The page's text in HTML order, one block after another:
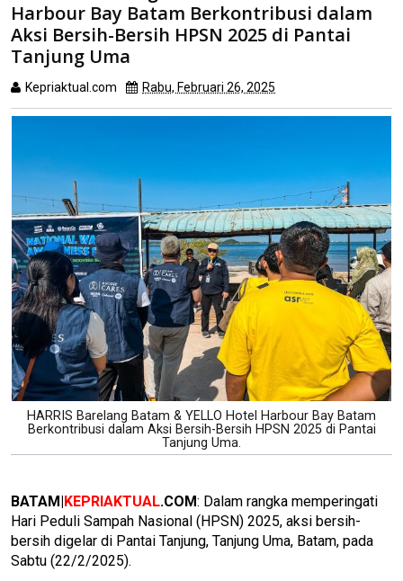
HARRIS Barelang Batam & YELLO Hotel Harbour Bay Batam
Berkontribusi dalam Aksi Bersih-Bersih HPSN 2025 di Pantai
Tanjung Uma
Harbour Bay Batam Berkontribusi dalam
Aksi Bersih-Bersih HPSN 2025 di Pantai
Tanjung Uma
Kepriaktual.com Rabu, Februari 26, 2025
HARRIS Barelang Batam & YELLO Hotel Harbour Bay Batam
Berkontribusi dalam Aksi Bersih-Bersih HPSN 2025 di Pantai
Tanjung Uma.
BATAM|KEPRIAKTUAL.COM: Dalam rangka memperingati
Hari Peduli Sampah Nasional (HPSN) 2025, aksi bersih-
bersih digelar di Pantai Tanjung, Tanjung Uma, Batam, pada
Sabtu (22/2/2025).